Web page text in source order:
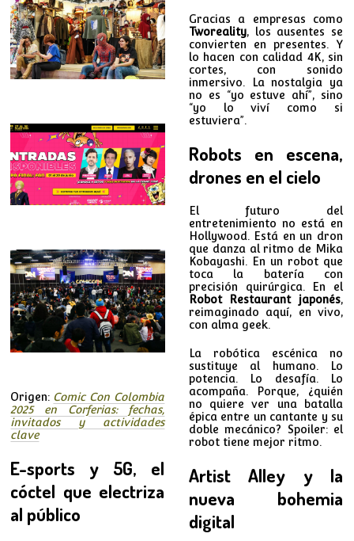
Origen: Comic Con Colombia
2025 en Corferias: fechas,
invitados y actividades
clave
E-sports y 5G, el
cóctel que electriza
al público
Gracias a empresas como
Tworeality, los ausentes se
convierten en presentes. Y
lo hacen con calidad 4K, sin
cortes, con sonido
inmersivo. La nostalgia ya
no es “yo estuve ahí”, sino
“yo lo viví como si
estuviera”.
Robots en escena,
drones en el cielo
El futuro del
entretenimiento no está en
Hollywood. Está en un dron
que danza al ritmo de Mika
Kobayashi. En un robot que
toca la batería con
precisión quirúrgica. En el
Robot Restaurant japonés,
reimaginado aquí, en vivo,
con alma geek.
La robótica escénica no
sustituye al humano. Lo
potencia. Lo desafía. Lo
acompaña. Porque, ¿quién
no quiere ver una batalla
épica entre un cantante y su
doble mecánico? Spoiler: el
robot tiene mejor ritmo.
Artist Alley y la
nueva bohemia
digital